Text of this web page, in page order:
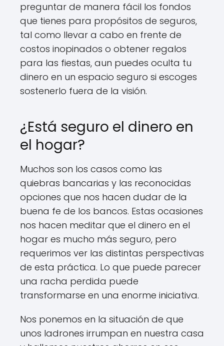
preguntar de manera fácil los fondos
que tienes para propósitos de seguros,
tal como llevar a cabo en frente de
costos inopinados o obtener regalos
para las fiestas, aun puedes oculta tu
dinero en un espacio seguro si escoges
sostenerlo fuera de la visión.
¿Está seguro el dinero en
el hogar?
Muchos son los casos como las
quiebras bancarias y las reconocidas
opciones que nos hacen dudar de la
buena fe de los bancos. Estas ocasiones
nos hacen meditar que el dinero en el
hogar es mucho más seguro, pero
requerimos ver las distintas perspectivas
de esta práctica. Lo que puede parecer
una racha perdida puede
transformarse en una enorme iniciativa.
Nos ponemos en la situación de que
unos ladrones irrumpan en nuestra casa